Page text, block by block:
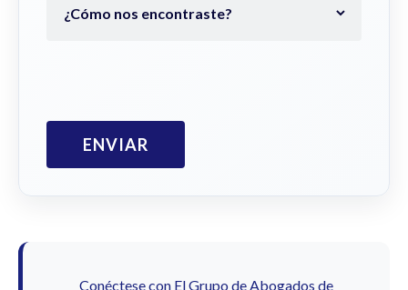
Conéctese con El Grupo de Abogados de